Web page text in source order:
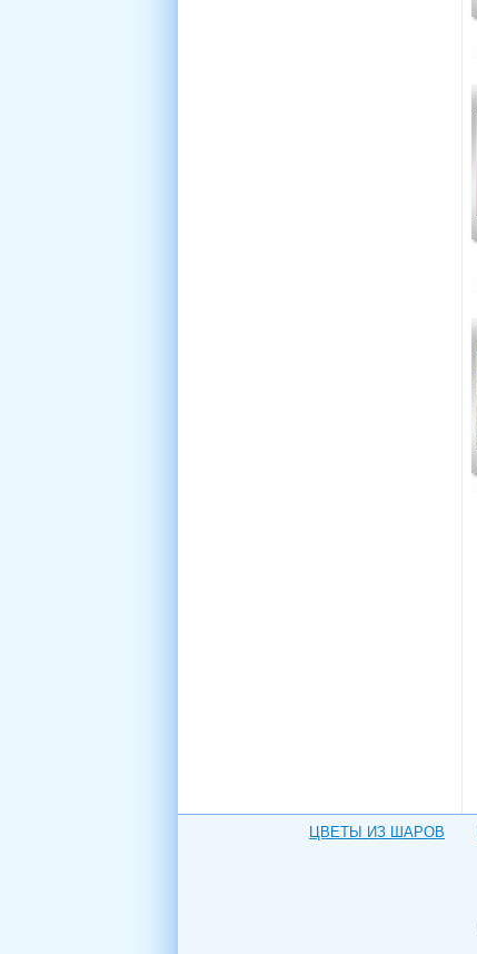
ЦВЕТЫ ИЗ ШАРОВ